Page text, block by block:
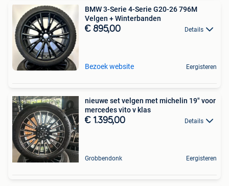
BMW 3-Serie 4-Serie G20-26 796M
Velgen + Winterbanden
€ 895,00 Details
Bezoek website Eergisteren
nieuwe set velgen met michelin 19" voor
mercedes vito v klas
€ 1.395,00 Details
Grobbendonk Eergisteren